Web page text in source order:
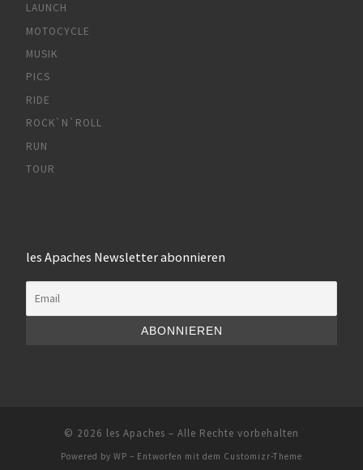
LAUNCH
MOTOCYCLE
MUSIK
PICS
RIDE
ROCK`N`ROLL
RUN
TOUR
les Apaches Newsletter abonnieren
© 2026 les Apaches – Alle Rechte vorbehalten
Powered by WP – Entworfen mit dem Customizr-Theme